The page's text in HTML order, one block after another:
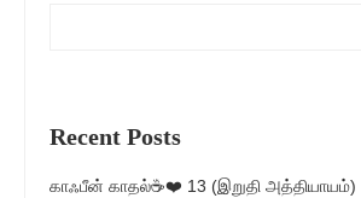
Recent Posts
காஃபீன் காதல்☕❤️ 13 (இறுதி அத்தியாயம்)